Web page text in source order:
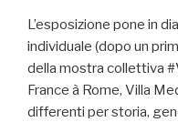
L’esposizione pone in
individuale (dopo un
della mostra collettiva
France à Rome, Villa
differenti per storia,